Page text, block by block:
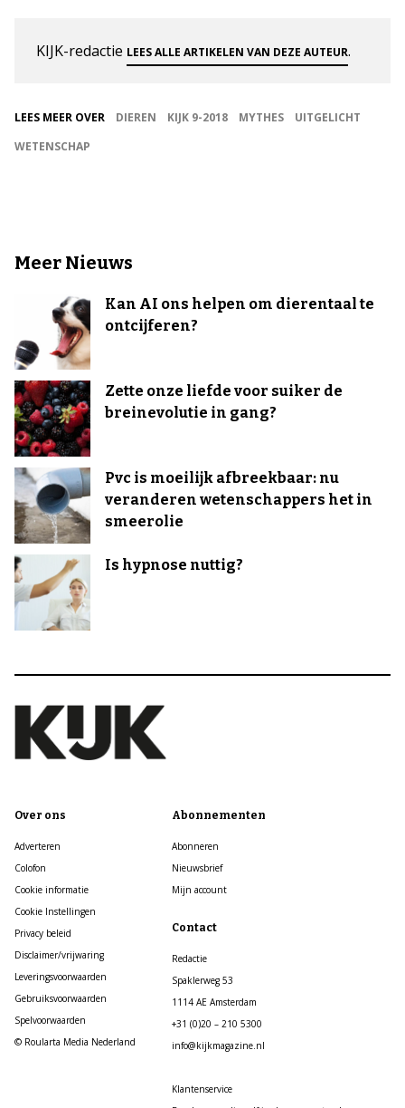
KIJK-redactie LEES ALLE ARTIKELEN VAN DEZE AUTEUR.
LEES MEER OVER DIEREN KIJK 9-2018 MYTHES
UITGELICHT
WETENSCHAP
Meer Nieuws
Kan AI ons helpen om dierentaal te
ontcijferen?
Zette onze liefde voor suiker de
breinevolutie in gang?
Pvc is moeilijk afbreekbaar: nu
veranderen wetenschappers het in
smeerolie
Is hypnose nuttig?
Over ons
Adverteren
Colofon
Cookie informatie
Cookie Instellingen
Privacy beleid
Disclaimer/vrijwaring
Leveringsvoorwaarden
Gebruiksvoorwaarden
Spelvoorwaarden
© Roularta Media Nederland
Abonnementen
Abonneren
Nieuwsbrief
Mijn account
Contact
Redactie
Spaklerweg 53
1114 AE Amsterdam
+31 (0)20 – 210 5300
info@kijkmagazine.nl
Klantenservice